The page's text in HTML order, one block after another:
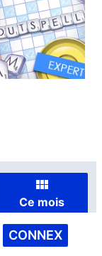
Ce mois
CONNEX